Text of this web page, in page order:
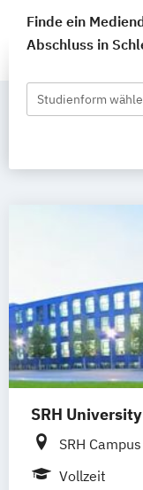
Finde ein
Abschluss in
Studienform
SRH
SRH
SRH Campus
Vollzeit